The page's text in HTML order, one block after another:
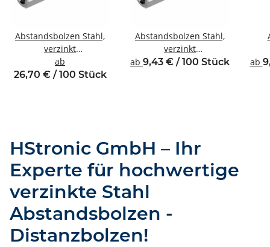
Abstandsbolzen Stahl,
verzinkt
Innen/Außengewinde
M6 SW10
ab
26,70 € / 100 Stück
Abstandsbolzen Stahl,
verzinkt
Innen/Außengewinde
ab 9,43 € / 100 Stück ab
HStronic GmbH – Ihr
Experte für hochwertige
verzinkte Stahl
Abstandsbolzen -
Distanzbolzen!